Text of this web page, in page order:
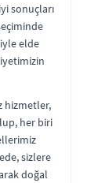
sonuçları
elde
hizmetler,
her biri
sizlere
doğal